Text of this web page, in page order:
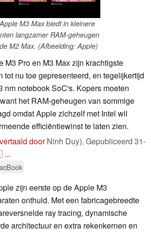
M3 Max biedt in kleinere
langzamer RAM-geheugen
M2 Max. (Afbeelding: Apple)
M3 Pro en M3 Max zijn krachtigste
tot nu toe gepresenteerd, en tegelijkertijd
nm notebook SoC's. Kopers moeten
het RAM-geheugen van sommige
omdat Apple zichzelf met Intel wil
efficiëntiewinst te laten zien.
vertaald doorNinh Duy), Gepubliceerd 31-
...
zijn eerste op de Apple M3
onthuld. Met een fabricagebreedte
ray tracing, dynamische
architectuur en extra rekenkernen en